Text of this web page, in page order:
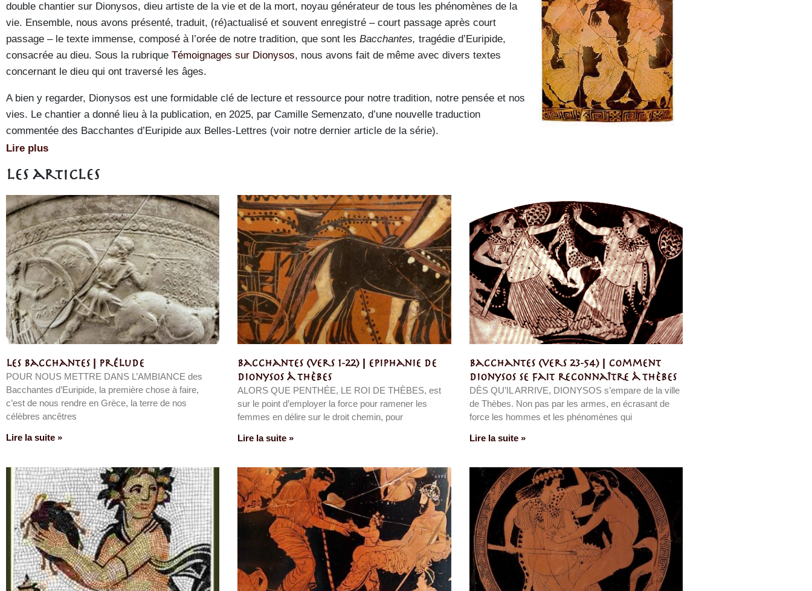
double chantier sur Dionysos, dieu artiste de la vie et de la mort, noyau générateur de tous les phénomènes de la
vie. Ensemble, nous avons présenté, traduit, (ré)actualisé et souvent enregistré – court passage après court
passage – le texte immense, composé à l’orée de notre tradition, que sont les Bacchantes, tragédie d’Euripide,
consacrée au dieu. Sous la rubrique Témoignages sur Dionysos, nous avons fait de même avec divers textes
concernant le dieu qui ont traversé les âges.
A bien y regarder, Dionysos est une formidable clé de lecture et ressource pour notre tradition, notre pensée et nos
vies. Le chantier a donné lieu à la publication, en 2025, par Camille Semenzato, d’une nouvelle traduction
commentée des Bacchantes d’Euripide aux Belles-Lettres (voir notre dernier article de la série).
Lire plus
Les articles
Les Bacchantes | Prélude
POUR NOUS METTRE DANS L’AMBIANCE des
Bacchantes d’Euripide, la première chose à faire,
c’est de nous rendre en Grèce, la terre de nos
célèbres ancêtres
Lire la suite »
Bacchantes (vers 1-22) | Epiphanie de
Dionysos à Thèbes
ALORS QUE PENTHÉE, LE ROI DE THÈBES, est
sur le point d’employer la force pour ramener les
femmes en délire sur le droit chemin, pour
Lire la suite »
Bacchantes (vers 23-54) | Comment
Dionysos se fait reconnaître à Thèbes
DÈS QU’IL ARRIVE, DIONYSOS s’empare de la ville
de Thèbes. Non pas par les armes, en écrasant de
force les hommes et les phénomènes qui
Lire la suite »